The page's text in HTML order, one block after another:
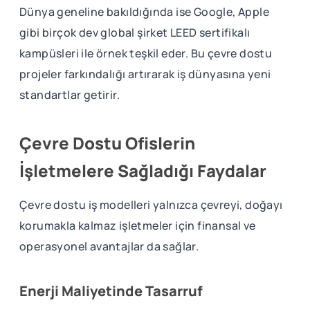
Dünya geneline bakıldığında ise Google, Apple
gibi birçok dev global şirket LEED sertifikalı
kampüsleri ile örnek teşkil eder. Bu çevre dostu
projeler farkındalığı artırarak iş dünyasına yeni
standartlar getirir.
Çevre Dostu Ofislerin
İşletmelere Sağladığı Faydalar
Çevre dostu iş modelleri yalnızca çevreyi, doğayı
korumakla kalmaz işletmeler için finansal ve
operasyonel avantajlar da sağlar.
Enerji Maliyetinde Tasarruf